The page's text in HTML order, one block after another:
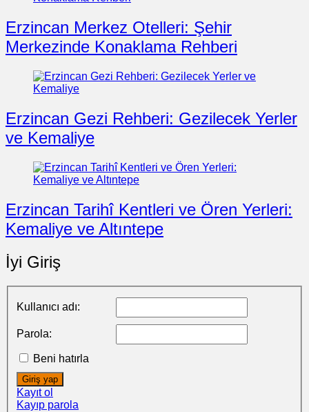
Erzincan Merkez Otelleri: Şehir
Merkezinde Konaklama Rehberi
Erzincan Gezi Rehberi: Gezilecek Yerler
ve Kemaliye
Erzincan Tarihî Kentleri ve Ören Yerleri:
Kemaliye ve Altıntepe
İyi Giriş
Kullanıcı adı:
Parola:
Beni hatırla
Giriş yap
Kayıt ol
Kayıp parola